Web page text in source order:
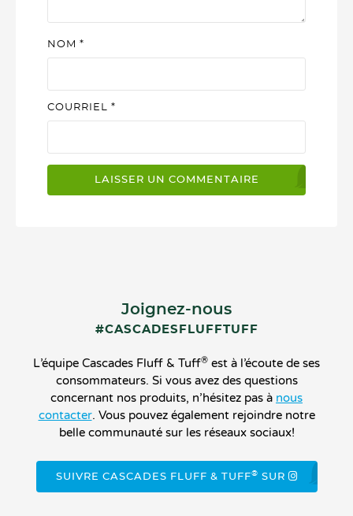
NOM *
COURRIEL *
Joignez-nous
#CASCADESFLUFFTUFF
L’équipe Cascades Fluff & Tuff® est à l’écoute de ses
consommateurs. Si vous avez des questions
concernant nos produits, n’hésitez pas à nous
contacter. Vous pouvez également rejoindre notre
belle communauté sur les réseaux sociaux!
SUIVRE CASCADES FLUFF & TUFF® SUR